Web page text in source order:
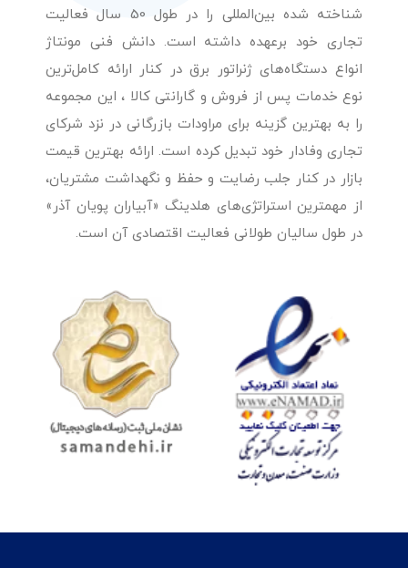
شناخته شده بین‌المللی را در طول 50 سال فعالیت
تجاری خود برعهده داشته است. دانش فنی مونتاژ
انواع دستگاه‌های ژنراتور برق در کنار ارائه کامل‌ترین
نوع خدمات پس از فروش و گارانتی کالا ، این مجموعه
را به بهترین گزینه برای مراودات بازرگانی در نزد شرکای
تجاری وفادار خود تبدیل کرده است. ارائه بهترین قیمت
بازار در کنار جلب رضایت و حفظ و نگهداشت مشتریان،
از مهمترین استراتژی‌های هلدینگ «آبیاران پویان آذر»
در طول سالیان طولانی فعالیت اقتصادی آن است.